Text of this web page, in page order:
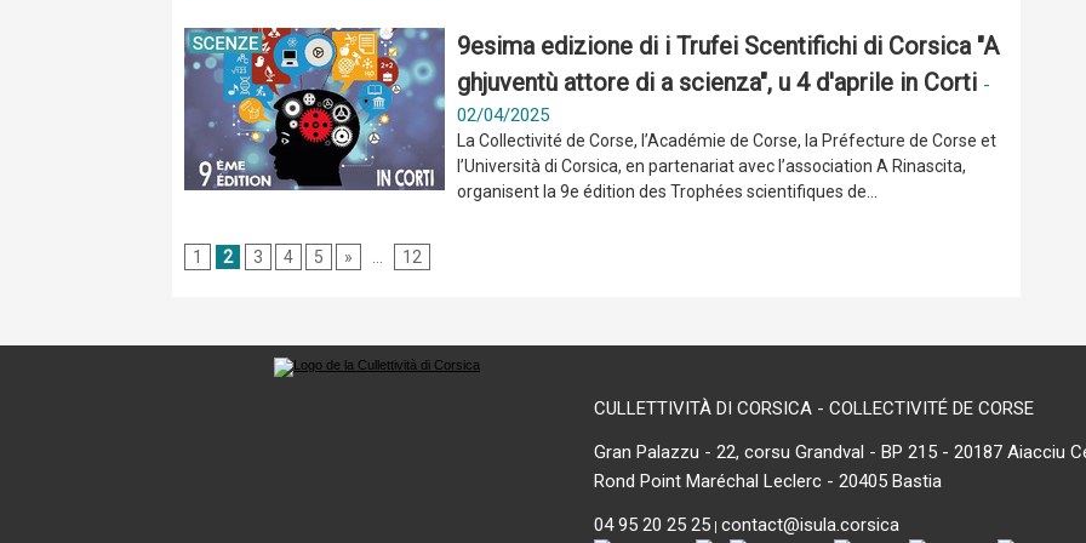
9esima edizione di i Trufei Scentifichi di Corsica "A
ghjuventù attore di a scienza", u 4 d'aprile in Corti -
02/04/2025
La Collectivité de Corse, l’Académie de Corse, la Préfecture de Corse et
l’Università di Corsica, en partenariat avec l’association A Rinascita,
organisent la 9e édition des Trophées scientifiques de...
1 2 3 4 5 » 12
CULLETTIVITÀ DI CORSICA - COLLECTIVITÉ DE CORSE
Gran Palazzu - 22, corsu Grandval - BP 215 - 20187 Aiacciu
Rond Point Maréchal Leclerc - 20405 Bastia
04 95 20 25 25 | contact@isula.corsica